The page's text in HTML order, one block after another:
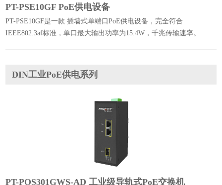
PT-PSE10GF PoE供电设备
PT-PSE10GF是一款 插墙式单端口PoE供电设备，完全符合
IEEE802.3af标准，单口最大输出功率为15.4W，千兆传输速率。
DIN工业PoE供电系列
PT-POS301GWS-AD 工业级导轨式PoE交换机